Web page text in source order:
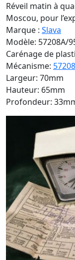
Réveil matin à
Moscou, pour
Marque : Slava
Modèle: 57208A/
Carénage de
Mécanisme:
Largeur: 70mm
Hauteur: 65mm
Profondeur: